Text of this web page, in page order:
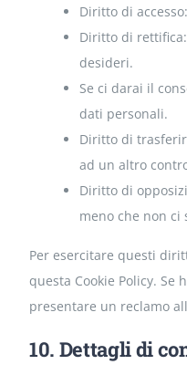
Diritto di
Diritto di
desideri.
Se ci darai il
dati personali.
Diritto di
ad un altro
Diritto di
meno che non
Per esercitare questi
questa Cookie Policy.
presentare un reclamo
10. Dettagli di